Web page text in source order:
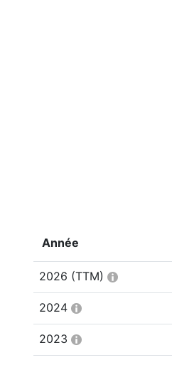
Année
2026 (TTM)
2024
2023